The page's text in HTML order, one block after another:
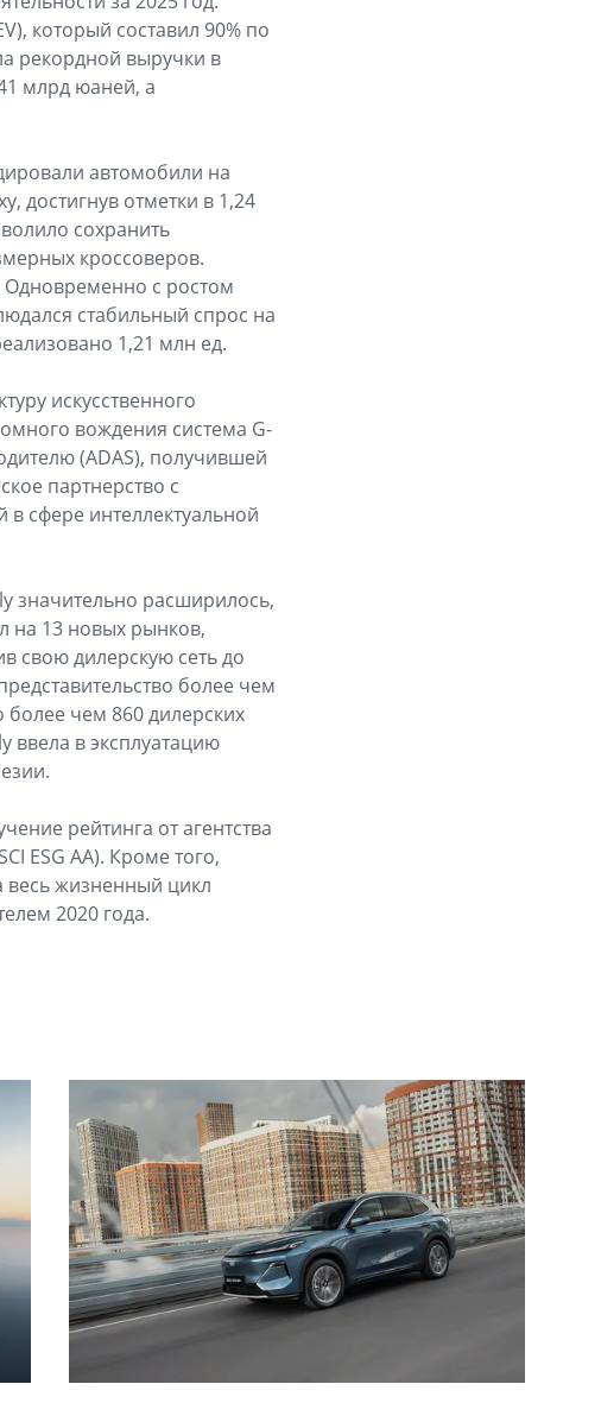
который составил 90% по
рекордной выручки в
млрд юаней, а
автомобили на
достигнув отметки в 1,24
сохранить
кроссоверов.
Одновременно с ростом
стабильный спрос на
1,21 млн ед.
искусственного
вождения система G-
(ADAS), получившей
партнерство с
сфере интеллектуальной
значительно расширилось,
на 13 новых рынков,
свою дилерскую сеть до
более чем
чем 860 дилерских
ввела в эксплуатацию
рейтинга от агентства
ESG AA). Кроме того,
весь жизненный цикл
2020 года.